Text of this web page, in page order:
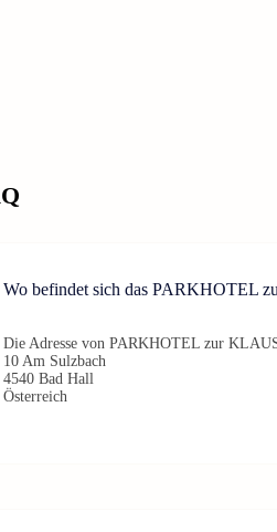
Wo befindet sich das PARKHOTEL
Die Adresse von PARKHOTEL zur
10 Am Sulzbach
4540 Bad Hall
Österreich